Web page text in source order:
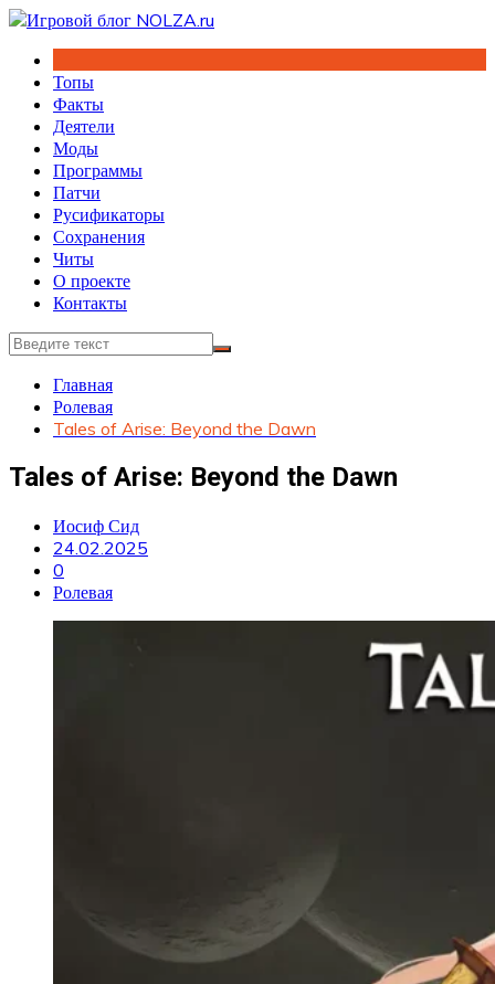
Перейти
содержимому
Топы
Факты
Деятели
Моды
Программы
Патчи
Русификаторы
Сохранения
Читы
О проекте
Контакты
Главная
Ролевая
Tales of Arise: Beyond the Dawn
Tales of Arise: Beyond the Dawn
Иосиф Сид
24.02.2025
0
Ролевая